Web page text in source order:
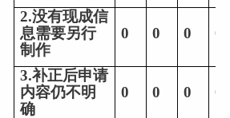
2.没有现成信
息需要另行
制作
0 0 0 0
3.补正后申请
内容仍不明
确
0 0 0 0